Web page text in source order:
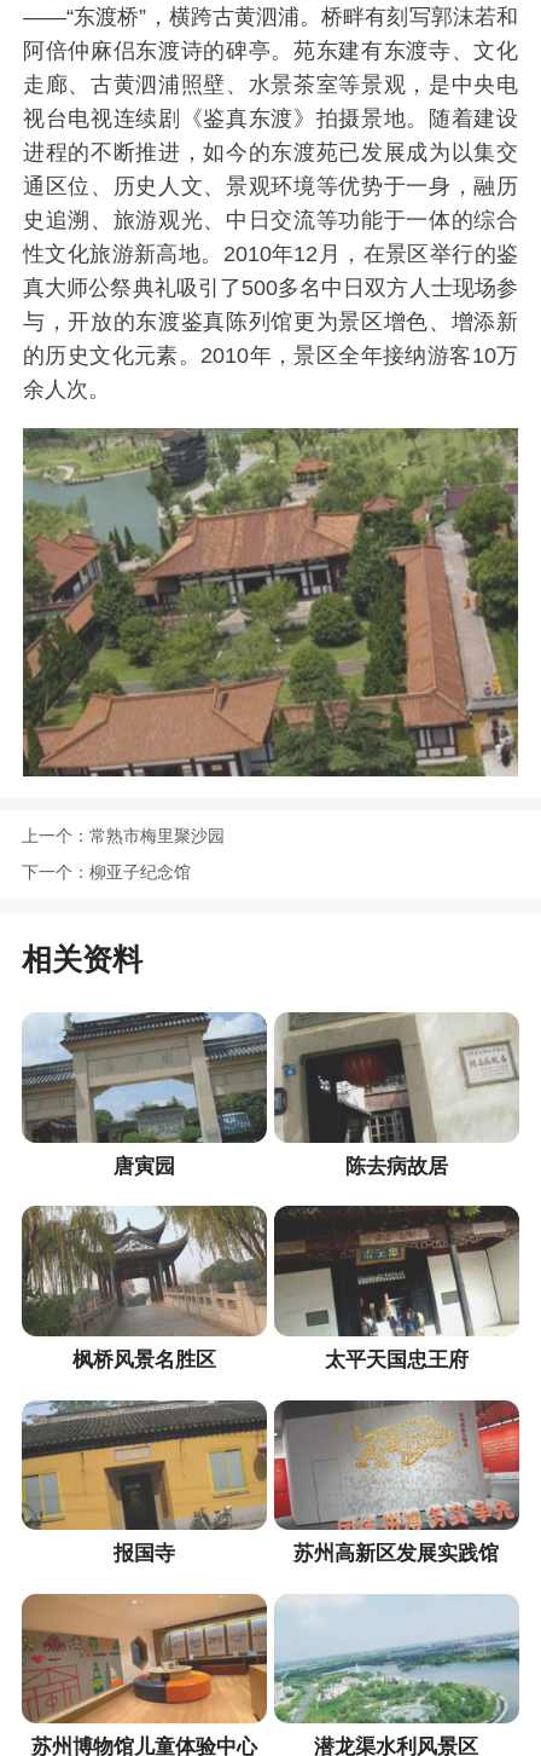
——“东渡桥”，横跨古黄泗浦。桥畔有刻写郭沫若和
阿倍仲麻侣东渡诗的碑亭。苑东建有东渡寺、文化
走廊、古黄泗浦照壁、水景茶室等景观，是中央电
视台电视连续剧《鉴真东渡》拍摄景地。随着建设
进程的不断推进，如今的东渡苑已发展成为以集交
通区位、历史人文、景观环境等优势于一身，融历
史追溯、旅游观光、中日交流等功能于一体的综合
性文化旅游新高地。2010年12月，在景区举行的鉴
真大师公祭典礼吸引了500多名中日双方人士现场参
与，开放的东渡鉴真陈列馆更为景区增色、增添新
的历史文化元素。2010年，景区全年接纳游客10万
余人次。
上一个： 常熟市梅里聚沙园
下一个： 柳亚子纪念馆
相关资料
唐寅园 陈去病故居
枫桥风景名胜区 太平天国忠王府
报国寺 苏州高新区发展实践馆
苏州博物馆儿童体验中心 潜龙渠水利风景区